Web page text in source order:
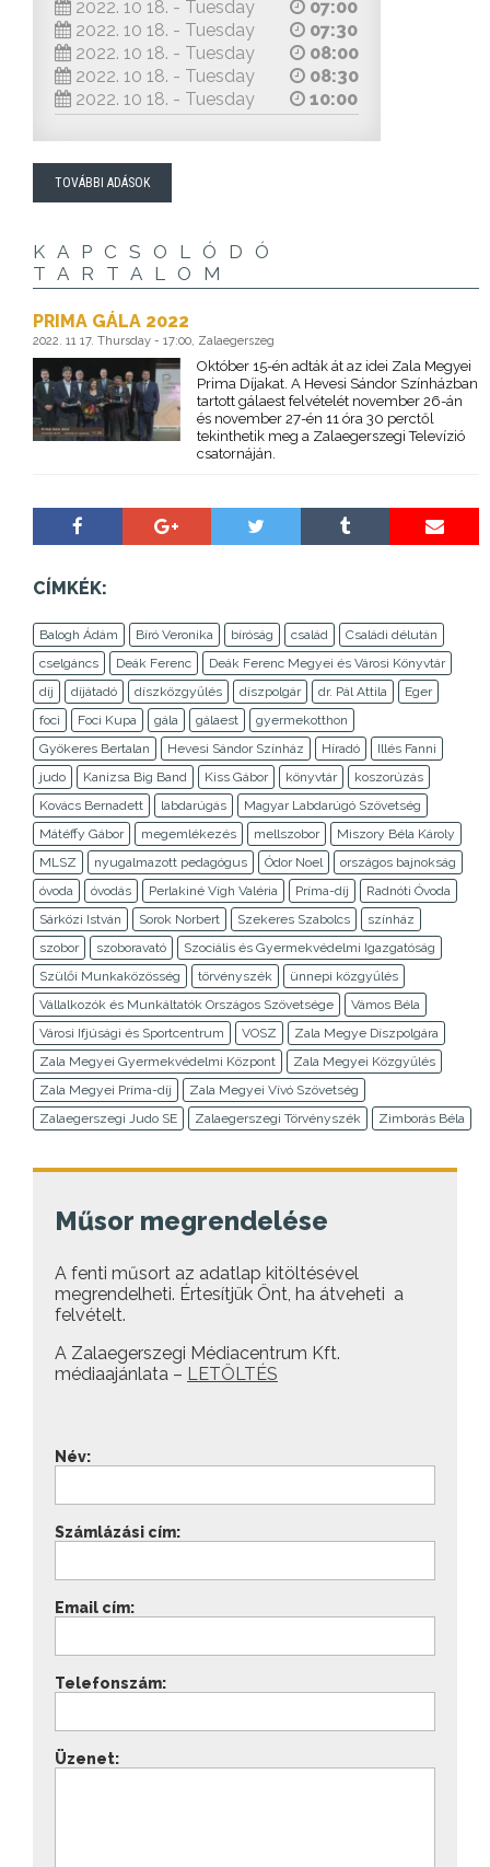
2022. 10 18. - Tuesday
07:00
2022. 10 18. - Tuesday
07:30
2022. 10 18. - Tuesday
08:00
2022. 10 18. - Tuesday
08:30
2022. 10 18. - Tuesday
10:00
TOVÁBBI ADÁSOK
KAPCSOLÓDÓ
TARTALOM
PRIMA GÁLA 2022
2022. 11 17. Thursday - 17:00, Zalaegerszeg
Október 15-én adták át az idei Zala Megyei
Prima Díjakat. A Hevesi Sándor Színházban
tartott gálaest felvételét november 26-án
és november 27-én 11 óra 30 perctől
tekinthetik meg a Zalaegerszegi Televízió
csatornáján.
CÍMKÉK:
Balogh Ádám Bíró Veronika bíróság család
Családi délután
cselgáncs
Deák Ferenc
Deák Ferenc Megyei és Városi Könyvtár
díj
díjátadó díszközgyűlés díszpolgár dr. Pál Attila
Eger
foci
Foci Kupa gála gálaest
gyermekotthon
Gyökeres Bertalan
Hevesi Sándor Színház Híradó
Illés Fanni
judo
Kanizsa Big Band Kiss Gábor könyvtár
koszorúzás
Kovács Bernadett
labdarúgás
Magyar Labdarúgó Szövetség
Mátéffy Gábor
megemlékezés mellszobor
Miszory Béla Károly
MLSZ
nyugalmazott pedagógus Ódor Noel
országos bajnokság
óvoda
óvodás Perlakiné Vígh Valéria Príma-díj
Radnóti Óvoda
Sárközi István
Sorok Norbert Szekeres Szabolcs
színház
szobor
szoboravató
Szociális és Gyermekvédelmi Igazgatóság
Szülői Munkaközösség
törvényszék
ünnepi közgyűlés
Vállalkozók és Munkáltatók Országos Szövetsége
Vámos Béla
Városi Ifjúsági és Sportcentrum
VOSZ
Zala Megye Díszpolgára
Zala Megyei Gyermekvédelmi Központ
Zala Megyei Közgyűlés
Zala Megyei Príma-díj
Zala Megyei Vívó Szövetség
Zalaegerszegi Judo SE
Zalaegerszegi Törvényszék Zimborás Béla
Műsor megrendelése
A fenti műsort az adatlap kitöltésével
megrendelheti. Értesítjük Önt, ha átveheti a
felvételt.
A Zalaegerszegi Médiacentrum Kft.
médiaajánlata – LETÖLTÉS
Név:
Számlázási cím:
Email cím:
Telefonszám:
Üzenet: